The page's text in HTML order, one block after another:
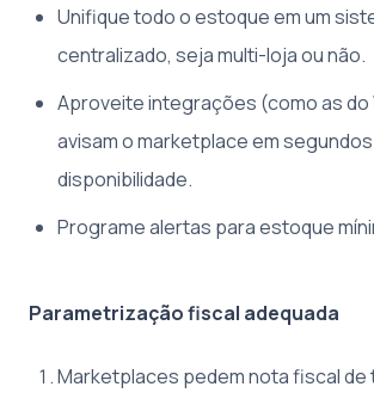
Unifique todo o estoque em um
centralizado, seja multi-loja ou não.
Aproveite integrações (como as do
avisam o marketplace em
disponibilidade.
Programe alertas para estoque
Parametrização fiscal adequada
Marketplaces pedem nota fiscal de